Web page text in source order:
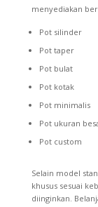
menyediakan
Pot silinder
Pot taper
Pot bulat
Pot kotak
Pot minimalis
Pot ukuran
Pot custom
Selain model
khusus sesuai
diinginkan.